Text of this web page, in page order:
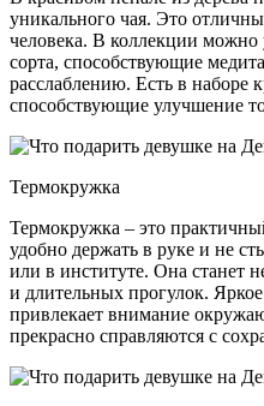
уникального чая. Это
человека. В коллекции можно
сорта, способствующие
расслаблению. Есть в наборе
способствующие улучшение
Термокружка
Термокружка – это
удобно держать в руке и не
или в институте. Она станет
и длительных прогулок.
привлекает внимание
прекрасно справляются с